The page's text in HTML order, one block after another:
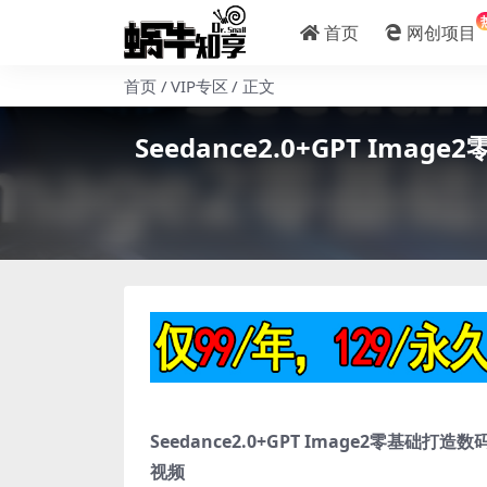
首页 网创项目
首页 VIP专区 正文
Seedance2.0+GPT Image2
Seedance2.0+GPT Image2零基础打造数
视频